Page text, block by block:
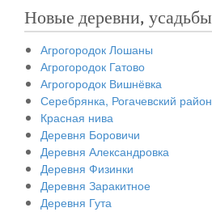
Новые деревни, усадьбы
Агрогородок Лошаны
Агрогородок Гатово
Агрогородок Вишнёвка
Серебрянка, Рогачевский район
Красная нива
Деревня Боровичи
Деревня Александровка
Деревня Физинки
Деревня Заракитное
Деревня Гута